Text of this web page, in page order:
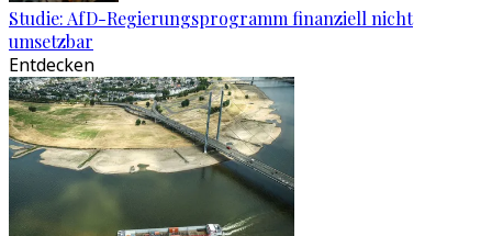
Studie: AfD-Regierungsprogramm finanziell nicht
umsetzbar
Entdecken